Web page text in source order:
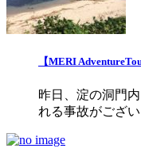
【MERI
昨日、淀の洞門
れる事故がござ